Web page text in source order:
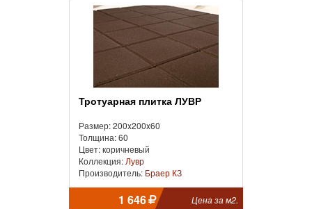
Тротуарная плитка ЛУВР
Размер: 200x200x60
Толщина: 60
Цвет: коричневый
Коллекция: Лувр
Производитель: Браер КЗ
1 646 Цена за м2.